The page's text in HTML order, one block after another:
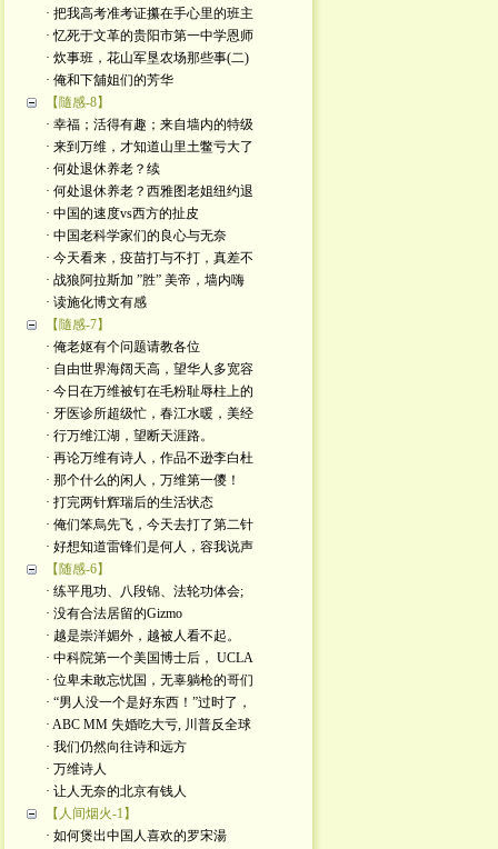
· 把我高考准考证攥在手心里的班主
· 忆死于文革的贵阳市第一中学恩师
· 炊事班，花山军垦农场那些事(二)
· 俺和下舖姐们的芳华
【隨感-8】
· 幸福；活得有趣；来自墙内的特级
· 来到万维，才知道山里土鳖亏大了
· 何处退休养老？续
· 何处退休养老？西雅图老姐纽约退
· 中国的速度vs西方的扯皮
· 中国老科学家们的良心与无奈
· 今天看来，疫苗打与不打，真差不
· 战狼阿拉斯加 ”胜” 美帝，墙内嗨
· 读施化博文有感
【隨感-7】
· 俺老妪有个问题请教各位
· 自由世界海阔天高，望华人多宽容
· 今日在万维被钉在毛粉耻辱柱上的
· 牙医诊所超级忙，春江水暖，美经
· 行万维江湖，望断天涯路。
· 再论万维有诗人，作品不逊李白杜
· 那个什么的闲人，万维第一儍！
· 打完两针辉瑞后的生活状态
· 俺们笨烏先飞，今天去打了第二针
· 好想知道雷锋们是何人，容我说声
【随感-6】
· 练平甩功、八段锦、法轮功体会;
· 没有合法居留的Gizmo
· 越是崇洋媚外，越被人看不起。
· 中科院第一个美国博士后， UCLA
· 位卑未敢忘忧国，无辜躺枪的哥们
· “男人没一个是好东西！”过时了，
· ABC MM 失婚吃大亏, 川普反全球
· 我们仍然向往诗和远方
· 万维诗人
· 让人无奈的北京有钱人
【人间烟火-1】
· 如何煲出中国人喜欢的罗宋湯